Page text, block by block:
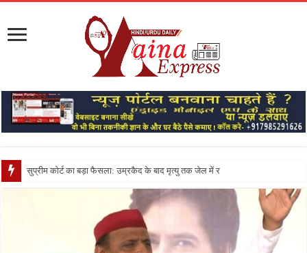
सुप्रीम कोर्ट का बड़ा फैसला: उम्रकैद के बाद मृत्यु तक जेल में रखने की सजा संविधान क